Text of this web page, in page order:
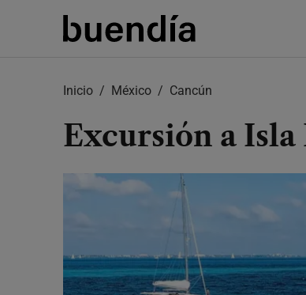
Inicio
México Cancún
Excursión a Isla